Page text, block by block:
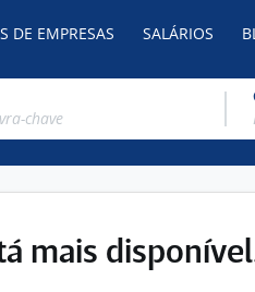
DE EMPRESAS SALÁRIOS
mais